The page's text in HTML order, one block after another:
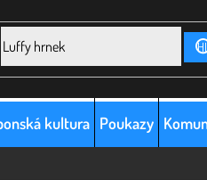
kultura Poukazy